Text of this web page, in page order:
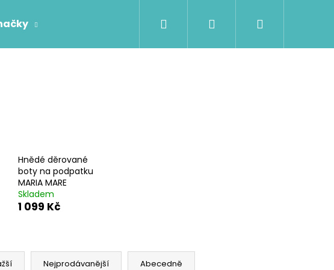
Přihlášení
Hnědé děrované
boty na podpatku
MARIA MARE
Skladem
1 099 Kč
Nejprodávanější Abecedně